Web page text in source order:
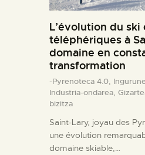
L’évolution du ski
téléphériques à
domaine en
transformation
-Pyrenoteca 4.0,
Industria-ondarea,
bizitza
Saint-Lary, joyau des
une évolution
domaine skiable,…